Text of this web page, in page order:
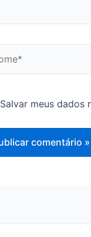
Salvar meus dados